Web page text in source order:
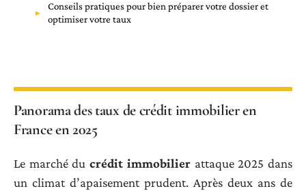
Conseils pratiques pour bien préparer votre dossier et
optimiser votre taux
Panorama des taux de crédit immobilier en
France en 2025
Le marché ducrédit immobilierattaque 2025 dans
un climat d’apaisement prudent. Après deux ans de